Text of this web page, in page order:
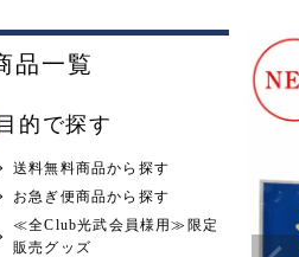
品一覧
的で探す
送料無料商品から探す
お急ぎ便商品から探す
≪全Club光武会員様用≫限定
販売グッズ